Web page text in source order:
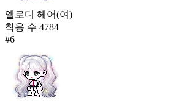
엘로디 헤어(여)
착용 수 4784
#6